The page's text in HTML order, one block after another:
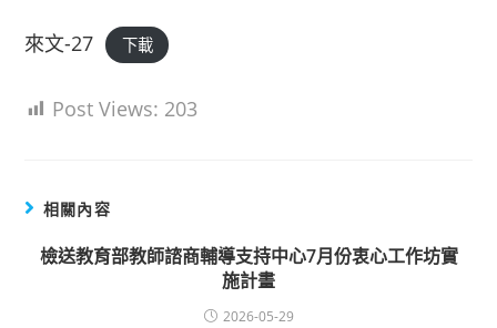
來文-27 下載
Post Views: 203
相關內容
檢送教育部教師諮商輔導支持中心7月份衷心工作坊實
施計畫
2026-05-29